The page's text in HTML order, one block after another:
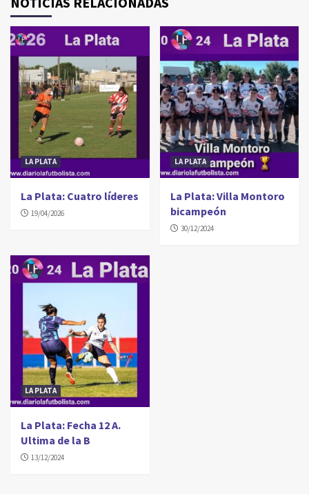
LA PLATA
La Plata: Cuatro líderes
19/04/2026
LA PLATA
La Plata: Villa Montoro
bicampeón
30/12/2024
LA PLATA
La Plata: Fecha 12 A.
Ultima de la B
13/12/2024